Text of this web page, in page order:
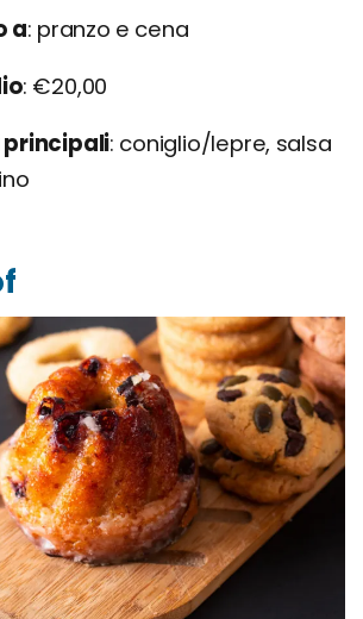
a pranzo e cena
€20,00
coniglio/lepre, salsa